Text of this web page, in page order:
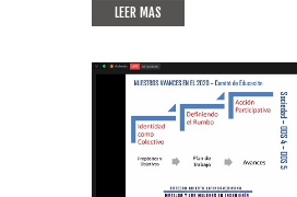
LEER MAS